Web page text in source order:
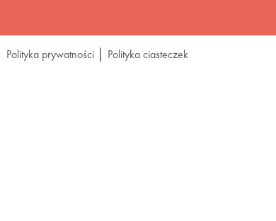
Polityka prywatności Polityka ciasteczek